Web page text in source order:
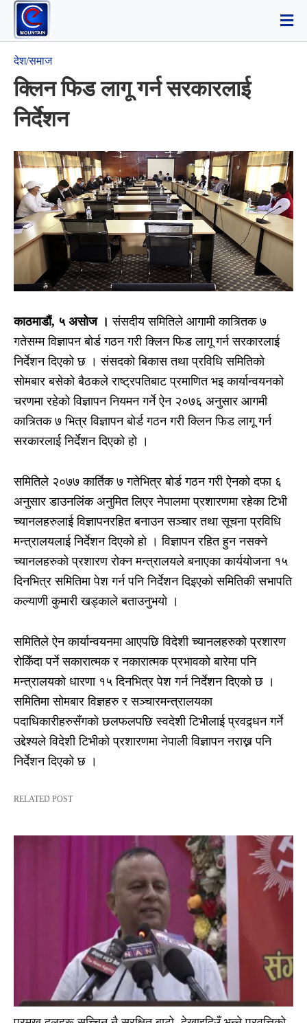
देश/समाज
क्लिन फिड लागू गर्न सरकारलाई
निर्देशन
काठमाडौं, ५ असोज । संसदीय समितिले आगामी कात्र्तिक ७
गतेसम्म विज्ञापन बोर्ड गठन गरी क्लिन फिड लागू गर्न सरकारलाई
निर्देशन दिएको छ । संसदको बिकास तथा प्रविधि समितिको
सोमबार बसेको बैठकले राष्ट्रपतिबाट प्रमाणित भइ कार्यान्वयनको
चरणमा रहेको विज्ञापन नियमन गर्ने ऐन २०७६ अनुसार आगमी
कात्र्तिक ७ भित्र विज्ञापन बोर्ड गठन गरी क्लिन फिड लागू गर्न
सरकारलाई निर्देशन दिएको हो ।
समितिले २०७७ कार्तिक ७ गतेभित्र बोर्ड गठन गरी ऐनको दफा ६
अनुसार डाउनलिंक अनुमित लिएर नेपालमा प्रशारणमा रहेका टिभी
च्यानलहरुलाई विज्ञापनरहित बनाउन सञ्चार तथा सूचना प्रविधि
मन्त्रालयलाई निर्देशन दिएको हो । विज्ञापन रहित हुन नसक्ने
च्यानलहरुको प्रशारण रोक्न मन्त्रालयले बनाएका कार्ययोजना १५
दिनभित्र समितिमा पेश गर्न पनि निर्देशन दिइएको समितिकी सभापति
कल्याणी कुमारी खड्काले बताउनुभयो ।
समितिले ऐन कार्यान्वयनमा आएपछि विदेशी च्यानलहरुको प्रशारण
रोकिँदा पर्ने सकारात्मक र नकारात्मक प्रभावको बारेमा पनि
मन्त्रालयको धारणा १५ दिनभित्र पेश गर्न निर्देशन दिएको छ ।
समितिमा सोमबार विज्ञहरु र सञ्चारमन्त्रालयका
पदाधिकारीहरुसँगको छलफलपछि स्वदेशी टिभीलाई प्रवद्र्धन गर्ने
उद्देश्यले विदेशी टिभीको प्रशारणमा नेपाली विज्ञापन नराख्न पनि
निर्देशन दिएको छ ।
RELATED POST